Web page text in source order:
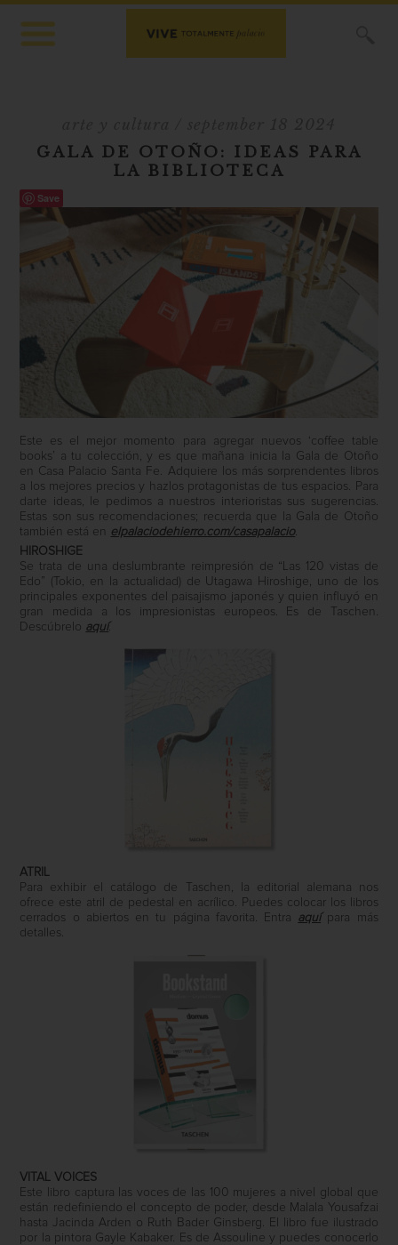
GALA DE OTOÑO: IDEAS PARA
LA BIBLIOTECA
Save
Este es el mejor momento para agregar nuevos ‘coffee table
books’ a tu colección, y es que mañana inicia la Gala de Otoño
en Casa Palacio Santa Fe. Adquiere los más sorprendentes libros
a los mejores precios y hazlos protagonistas de tus espacios. Para
darte ideas, le pedimos a nuestros interioristas sus sugerencias.
Estas son sus recomendaciones; recuerda que la Gala de Otoño
también está en elpalaciodehierro.com/casapalacio.
HIROSHIGE
Se trata de una deslumbrante reimpresión de “Las 120 vistas de
Edo” (Tokio, en la actualidad) de Utagawa Hiroshige, uno de los
principales exponentes del paisajismo japonés y quien influyó en
gran medida a los impresionistas europeos. Es de Taschen.
Descúbrelo aquí.
ATRIL
Para exhibir el catálogo de Taschen, la editorial alemana nos
ofrece este atril de pedestal en acrílico. Puedes colocar los libros
cerrados o abiertos en tu página favorita. Entra aquípara más
detalles.
VITAL VOICES
Este libro captura las voces de las 100 mujeres a nivel global que
están redefiniendo el concepto de poder, desde Malala Yousafzai
hasta Jacinda Arden o Ruth Bader Ginsberg. El libro fue ilustrado
por la pintora Gayle Kabaker. Es de Assouline y puedes conocerlo